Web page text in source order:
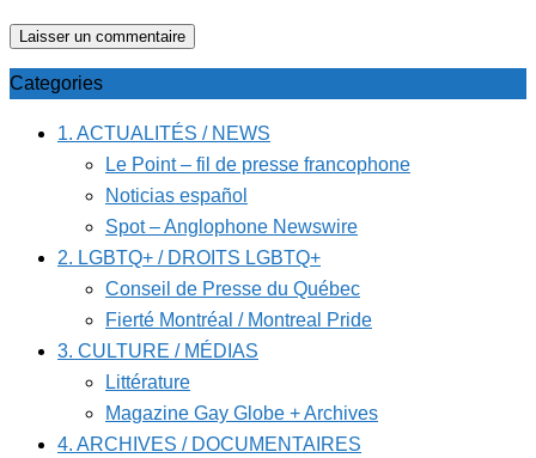
Categories
1. ACTUALITÉS / NEWS
Le Point – fil de presse francophone
Noticias español
Spot – Anglophone Newswire
2. LGBTQ+ / DROITS LGBTQ+
Conseil de Presse du Québec
Fierté Montréal / Montreal Pride
3. CULTURE / MÉDIAS
Littérature
Magazine Gay Globe + Archives
4. ARCHIVES / DOCUMENTAIRES